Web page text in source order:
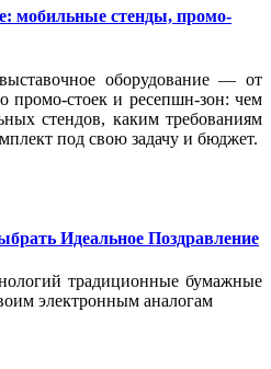
мобильные стенды, промо-
оборудование — от
промо-стоек и ресепшн-зон: чем
стендов, каким требованиям
под свою задачу и бюджет.
Идеальное Поздравление
традиционные бумажные
электронным аналогам